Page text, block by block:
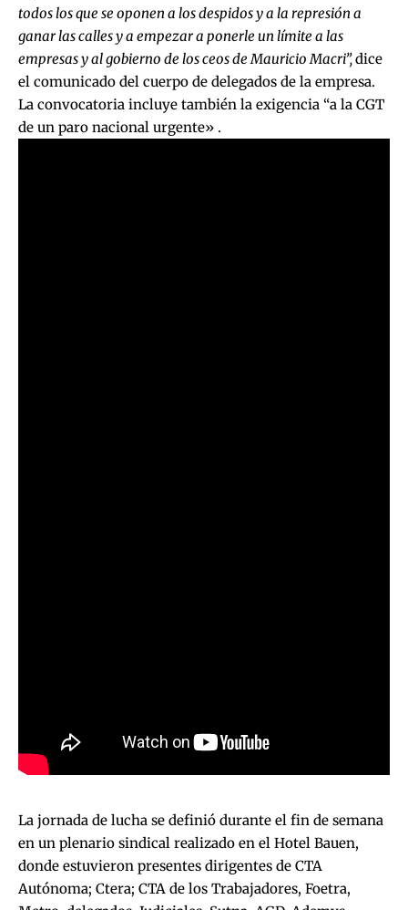
todos los que se oponen a los despidos y a la represión a
ganar las calles y a empezar a ponerle un límite a las
empresas y al gobierno de los ceos de Mauricio Macri”,dice
el comunicado del cuerpo de delegados de la empresa.
La convocatoria incluye también la exigencia “a la CGT
de un paro nacional urgente» .
La jornada de lucha se definió durante el fin de semana
en un plenario sindical realizado en el Hotel Bauen,
donde estuvieron presentes dirigentes de CTA
Autónoma; Ctera; CTA de los Trabajadores, Foetra,